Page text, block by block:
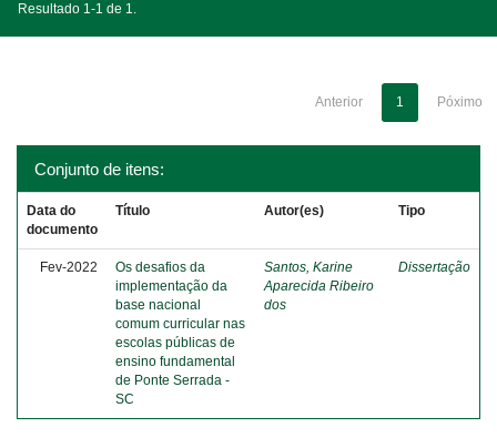
Resultado 1-1 de 1.
Anterior 1 Póximo
Conjunto de itens:
Data do
documento
Título Autor(es) Tipo
Fev-2022
Os desafios da
implementação da
base nacional
comum curricular nas
escolas públicas de
ensino fundamental
de Ponte Serrada -
SC
Santos, Karine
Aparecida Ribeiro
dos
Dissertação